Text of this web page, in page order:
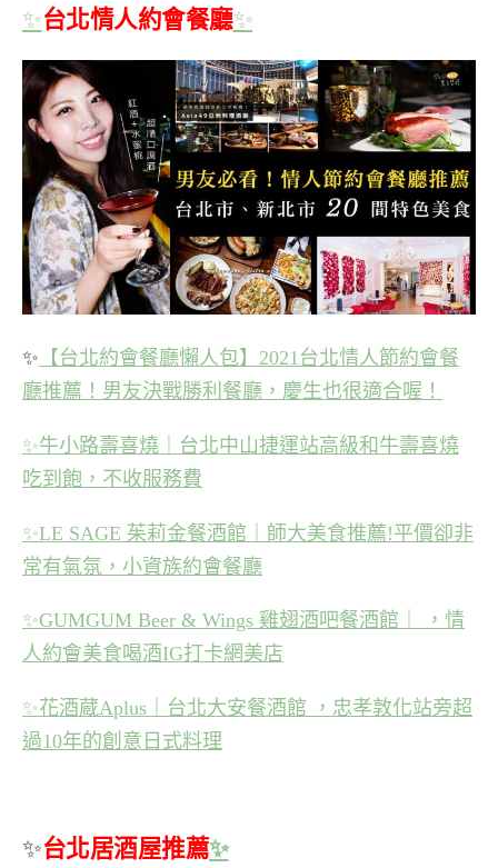
✨台北情人約會餐廳✨
✨ 【台北約會餐廳懶人包】2021台北情人節約會餐
廳推薦！男友決戰勝利餐廳，慶生也很適合喔！
✨牛小路壽喜燒｜台北中山捷運站高級和牛壽喜燒
吃到飽，不收服務費
✨LE SAGE 茱莉金餐酒館｜師大美食推薦!平價卻非
常有氣氛，小資族約會餐廳
✨GUMGUM Beer & Wings 雞翅酒吧餐酒館｜ ，情
人約會美食喝酒IG打卡網美店
✨花酒蔵Aplus｜台北大安餐酒館 ，忠孝敦化站旁超
過10年的創意日式料理
✨台北居酒屋推薦✨